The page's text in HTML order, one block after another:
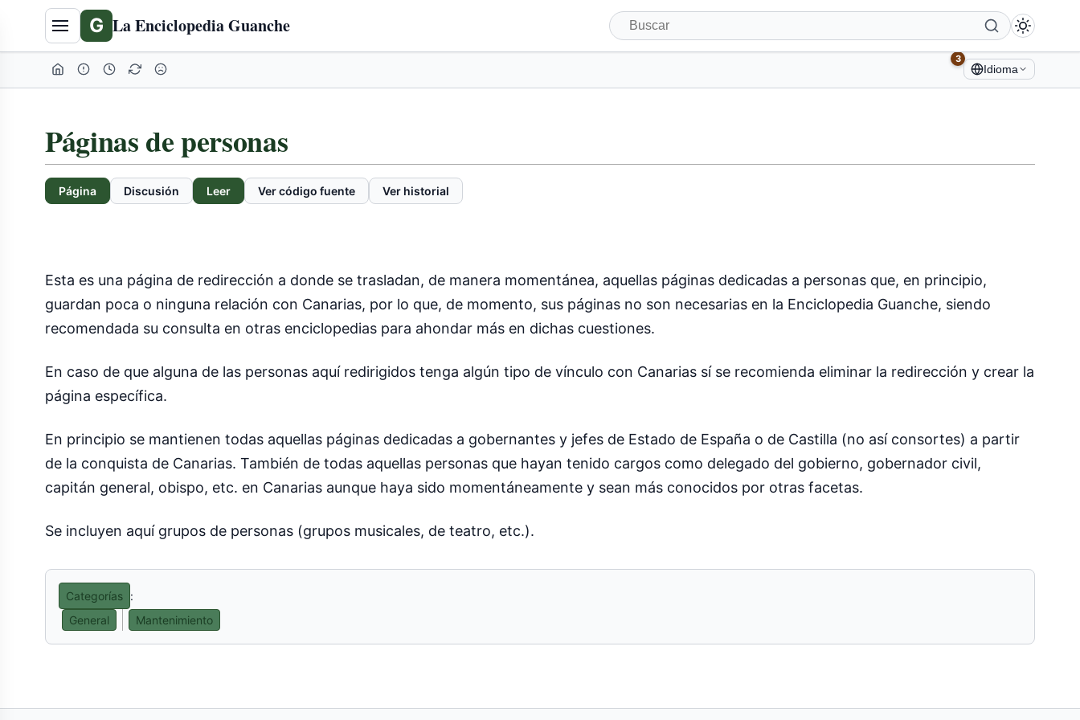
G La Enciclopedia Guanche
3
Idioma
Páginas de personas
Página Discusión Leer Ver código fuente Ver historial
Esta es una página de redirección a donde se trasladan, de manera momentánea, aquellas páginas dedicadas a personas que, en principio,
guardan poca o ninguna relación con Canarias, por lo que, de momento, sus páginas no son necesarias en la Enciclopedia Guanche, siendo
recomendada su consulta en otras enciclopedias para ahondar más en dichas cuestiones.
En caso de que alguna de las personas aquí redirigidos tenga algún tipo de vínculo con Canarias sí se recomienda eliminar la redirección y crear la
página específica.
En principio se mantienen todas aquellas páginas dedicadas a gobernantes y jefes de Estado de España o de Castilla (no así consortes) a partir
de la conquista de Canarias. También de todas aquellas personas que hayan tenido cargos como delegado del gobierno, gobernador civil,
capitán general, obispo, etc. en Canarias aunque haya sido momentáneamente y sean más conocidos por otras facetas.
Se incluyen aquí grupos de personas (grupos musicales, de teatro, etc.).
Categorías :
General
Mantenimiento